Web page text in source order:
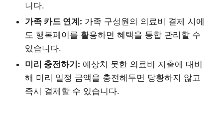
니다.
가족 카드 연계: 가족 구성원의 의료비 결제 시에
도 행복페이를 활용하면 혜택을 통합 관리할 수
있습니다.
미리 충전하기: 예상치 못한 의료비 지출에 대비
해 미리 일정 금액을 충전해두면 당황하지 않고
즉시 결제할 수 있습니다.